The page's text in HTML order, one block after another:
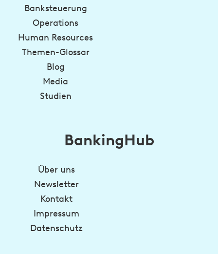
Banksteuerung
Operations
Human Resources
Themen-Glossar
Blog
Media
Studien
BankingHub
Über uns
Newsletter
Kontakt
Impressum
Datenschutz